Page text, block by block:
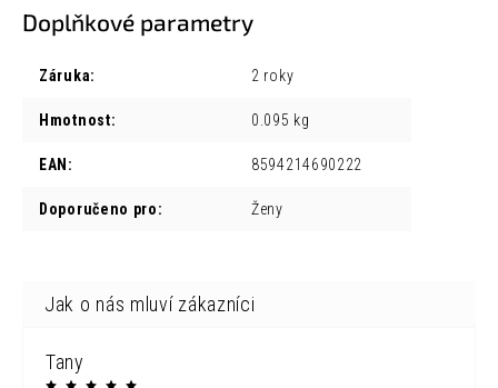
Doplňkové parametry
Záruka: 2 roky
Hmotnost: 0.095 kg
EAN : 8594214690222
Doporučeno pro: Ženy
Tany